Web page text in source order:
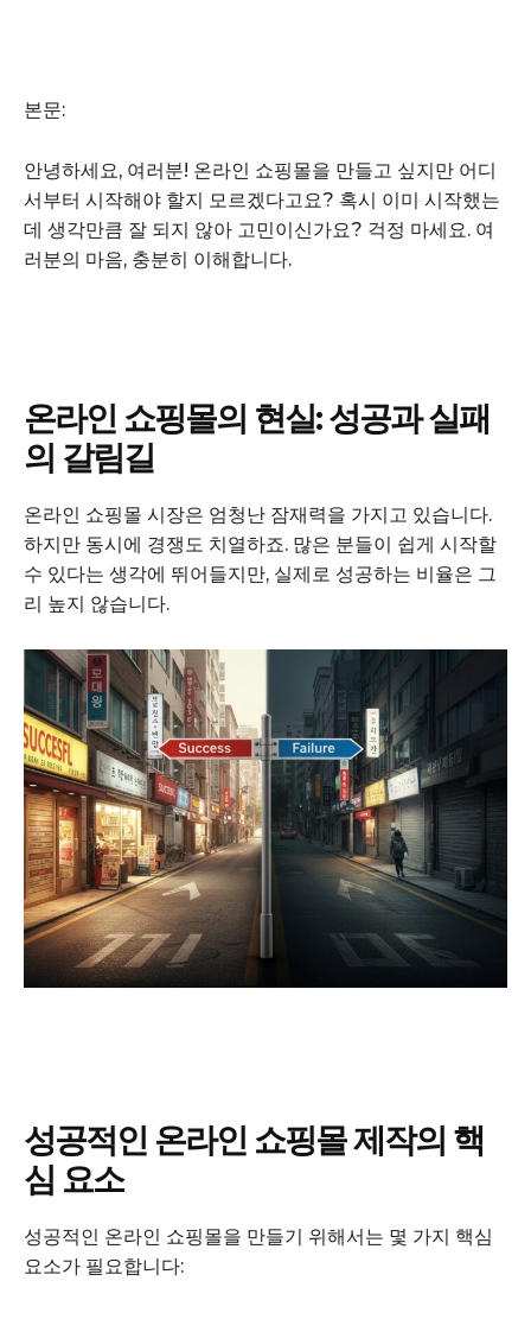
본문:
안녕하세요, 여러분! 온라인 쇼핑몰을 만들고 싶지만 어디
서부터 시작해야 할지 모르겠다고요? 혹시 이미 시작했는
데 생각만큼 잘 되지 않아 고민이신가요? 걱정 마세요. 여
러분의 마음, 충분히 이해합니다.
온라인 쇼핑몰의 현실: 성공과 실패
의 갈림길
온라인 쇼핑몰 시장은 엄청난 잠재력을 가지고 있습니다.
하지만 동시에 경쟁도 치열하죠. 많은 분들이 쉽게 시작할
수 있다는 생각에 뛰어들지만, 실제로 성공하는 비율은 그
리 높지 않습니다.
성공적인 온라인 쇼핑몰 제작의 핵
심 요소
성공적인 온라인 쇼핑몰을 만들기 위해서는 몇 가지 핵심
요소가 필요합니다: